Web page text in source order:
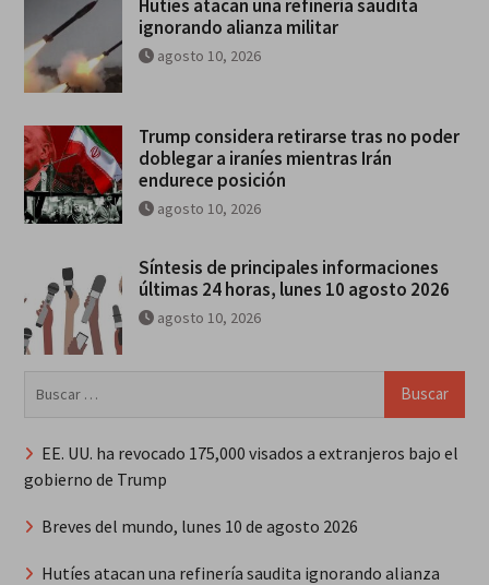
Hutíes atacan una refinería saudita
ignorando alianza militar
agosto 10, 2026
Trump considera retirarse tras no poder
doblegar a iraníes mientras Irán
endurece posición
agosto 10, 2026
Síntesis de principales informaciones
últimas 24 horas, lunes 10 agosto 2026
agosto 10, 2026
EE. UU. ha revocado 175,000 visados a extranjeros bajo el
gobierno de Trump
Breves del mundo, lunes 10 de agosto 2026
Hutíes atacan una refinería saudita ignorando alianza